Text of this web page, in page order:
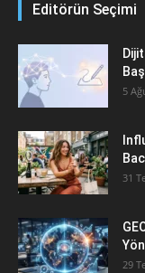
Editörün Seçimi
5
31
29